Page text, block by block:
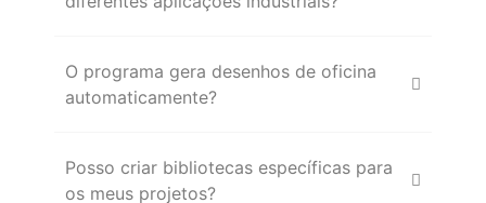
O programa gera desenhos de oficina
automaticamente?
Posso criar bibliotecas específicas para
os meus projetos?